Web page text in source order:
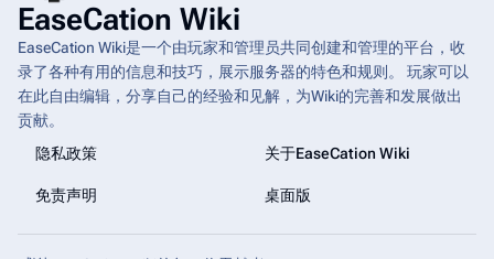
EaseCation Wiki
EaseCation Wiki是一个由玩家和管理员共同创建和管理的平台，收
录了各种有用的信息和技巧，展示服务器的特色和规则。 玩家可以
在此自由编辑，分享自己的经验和见解，为Wiki的完善和发展做出
贡献。
隐私政策
关于EaseCation Wiki
免责声明 桌面版